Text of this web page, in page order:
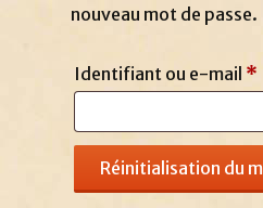
nouveau mot de passe.
Identifiant ou e-mail *
Réinitialisation du